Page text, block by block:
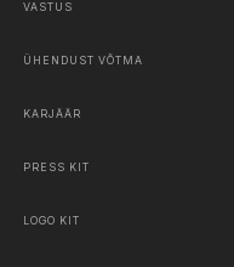
VASTUS
ÜHENDUST VÕTMA
KARJÄÄR
PRESS KIT
LOGO KIT